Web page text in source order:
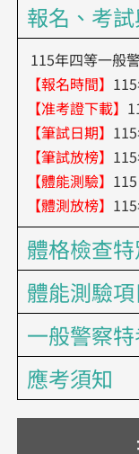
報名、考
115年四等一般
【報名時間】
【准考證下載】
【筆試日期】
【筆試放榜】
【體能測驗】
【體測放榜】
體格檢查
體能測驗項
一般警察
應考須知